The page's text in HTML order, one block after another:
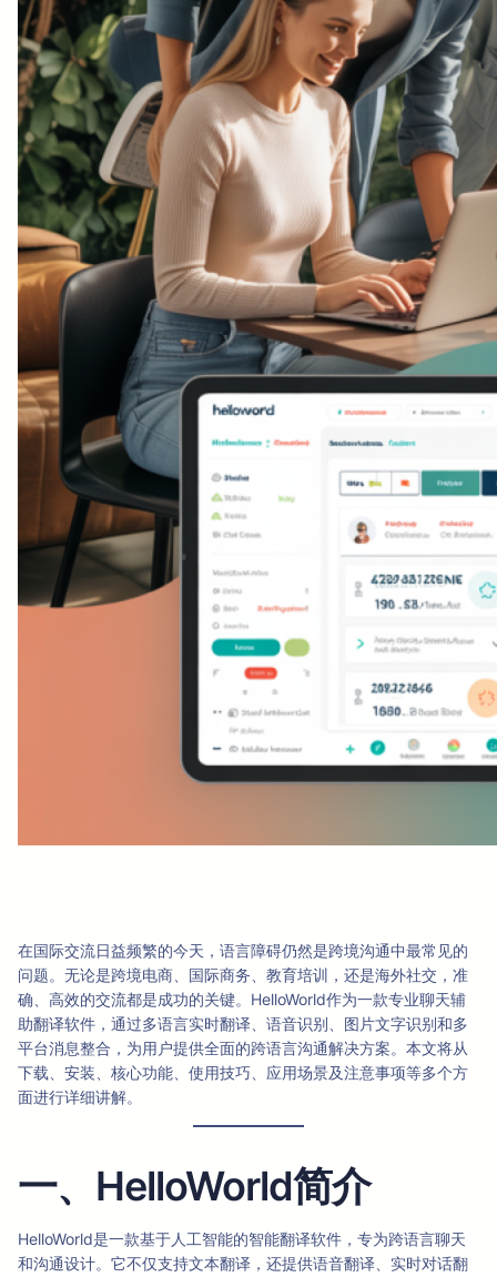
在国际交流日益频繁的今天，语言障碍仍然是跨境沟通中最常见的
问题。无论是跨境电商、国际商务、教育培训，还是海外社交，准
确、高效的交流都是成功的关键。HelloWorld作为一款专业聊天辅
助翻译软件，通过多语言实时翻译、语音识别、图片文字识别和多
平台消息整合，为用户提供全面的跨语言沟通解决方案。本文将从
下载、安装、核心功能、使用技巧、应用场景及注意事项等多个方
面进行详细讲解。
一、HelloWorld简介
HelloWorld是一款基于人工智能的智能翻译软件，专为跨语言聊天
和沟通设计。它不仅支持文本翻译，还提供语音翻译、实时对话翻